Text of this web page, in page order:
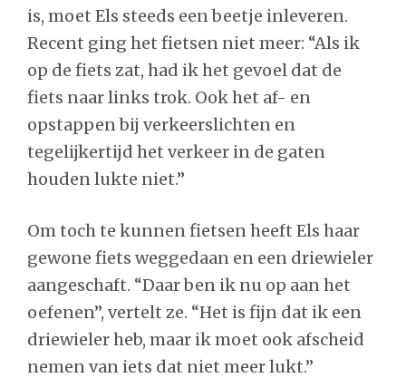
is, moet Els steeds een beetje inleveren.
Recent ging het fietsen niet meer: “Als ik
op de fiets zat, had ik het gevoel dat de
fiets naar links trok. Ook het af- en
opstappen bij verkeerslichten en
tegelijkertijd het verkeer in de gaten
houden lukte niet.”
Om toch te kunnen fietsen heeft Els haar
gewone fiets weggedaan en een driewieler
aangeschaft. “Daar ben ik nu op aan het
oefenen”, vertelt ze. “Het is fijn dat ik een
driewieler heb, maar ik moet ook afscheid
nemen van iets dat niet meer lukt.”